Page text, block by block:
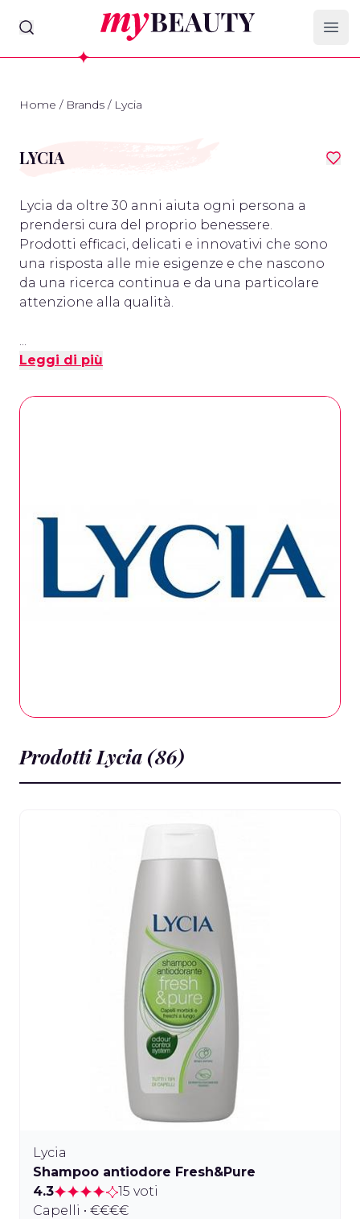
myBeauty
Home / Brands / Lycia
LYCIA
Lycia da oltre 30 anni aiuta ogni persona a
prendersi cura del proprio benessere.
Prodotti efficaci, delicati e innovativi che sono
una risposta alle mie esigenze e che nascono
da una ricerca continua e da una particolare
attenzione alla qualità.
...
Leggi di più
Prodotti Lycia (86)
Lycia
Shampoo antiodore Fresh&Pure
4.3
15 voti
Capelli • €€€€